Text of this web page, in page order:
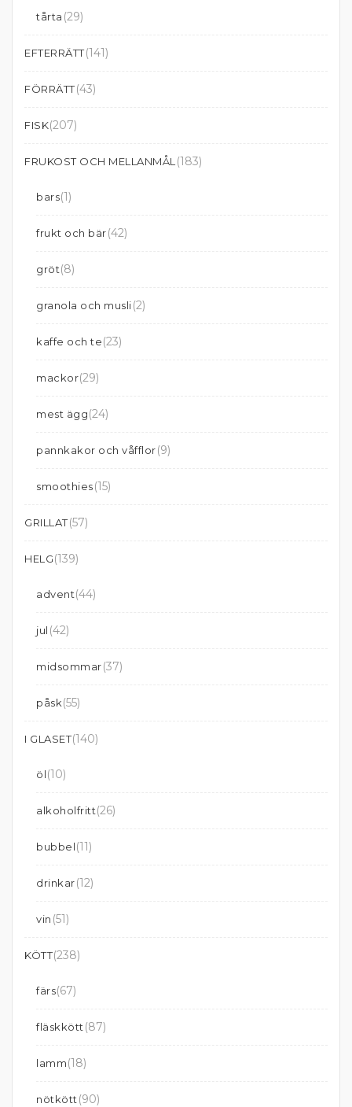
tårta (29)
EFTERRÄTT(141)
FÖRRÄTT(43)
FISK(207)
FRUKOST OCH MELLANMÅL (183)
bars(1)
frukt och bär(42)
gröt(8)
granola och musli(2)
kaffe och te(23)
mackor(29)
mest ägg(24)
pannkakor och våfflor(9)
smoothies(15)
GRILLAT(57)
HELG(139)
advent(44)
jul (42)
midsommar(37)
påsk(55)
I GLASET(140)
öl(10)
alkoholfritt(26)
bubbel(11)
drinkar(12)
vin (51)
KÖTT(238)
färs(67)
fläskkött (87)
lamm(18)
nötkött (90)